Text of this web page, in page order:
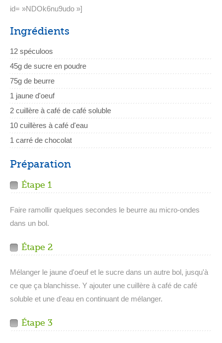
id= »NDOk6nu9udo »]
Ingrédients
12 spéculoos
45g de sucre en poudre
75g de beurre
1 jaune d'oeuf
2 cuillère à café de café soluble
10 cuillères à café d'eau
1 carré de chocolat
Préparation
Étape 1
Faire ramollir quelques secondes le beurre au micro-ondes
dans un bol.
Étape 2
Mélanger le jaune d'oeuf et le sucre dans un autre bol, jusqu'à
ce que ça blanchisse. Y ajouter une cuillère à café de café
soluble et une d'eau en continuant de mélanger.
Étape 3